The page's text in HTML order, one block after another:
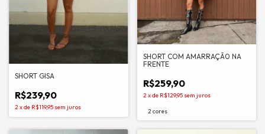
SHORT GISA
R$239,90
2xde R$119,95 sem juros
SHORT COM AMARRAÇÃ0 NA
FRENTE
R$259,90
2xde R$129,95 sem juros
2 cores